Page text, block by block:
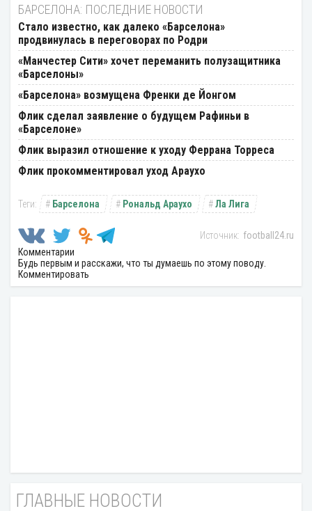
БАРСЕЛОНА: ПОСЛЕДНИЕ НОВОСТИ
Стало известно, как далеко «Барселона»
продвинулась в переговорах по Родри
«Манчестер Сити» хочет переманить полузащитника
«Барселоны»
«Барселона» возмущена Френки де Йонгом
Флик сделал заявление о будущем Рафиньи в
«Барселоне»
Флик выразил отношение к уходу Феррана Торреса
Флик прокомментировал уход Араухо
Барселона Рональд Араухо Ла Лига
football24.ru
Комментарии
Будь первым и расскажи, что ты думаешь по этому поводу.
Комментировать
ГЛАВНЫЕ НОВОСТИ